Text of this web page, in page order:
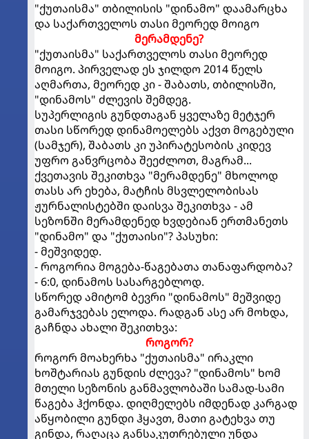
"ქუთაისმა" თბილისის "დინამო" დაამარცხა
და საქართველოს თასი მეორედ მოიგო
მერამდენე?
"ქუთაისმა" საქართველოს თასი მეორედ
მოიგო. პირველად ეს ჯილდო 2014 წელს
აღმართა, მეორედ კი - შაბათს, თბილისში,
"დინამოს" ძლევის შემდეგ.
სუპერლიგის გუნდთაგან ყველაზე მეტჯერ
თასი სწორედ დინამოელებს აქვთ მოგებული
(სამჯერ), შაბათს კი უპირატესობის კიდევ
უფრო განვრცობა შეეძლოთ, მაგრამ...
ქვეთავის შეკითხვა "მერამდენე" მხოლოდ
თასს არ ეხება, მატჩის მსვლელობისას
ჟურნალისტებში დაისვა შეკითხვა - ამ
სეზონში მერამდენედ ხვდებიან ერთმანეთს
"დინამო" და "ქუთაისი"? პასუხი:
- მეშვიდედ.
- როგორია მოგება-წაგებათა თანაფარდობა?
- 6:0, დინამოს სასარგებლოდ.
სწორედ ამიტომ ბევრი "დინამოს" მეშვიდე
გამარჯვებას ელოდა. რადგან ასე არ მოხდა,
გაჩნდა ახალი შეკითხვა:
როგორ?
როგორ მოახერხა "ქუთაისმა" ირაკლი
ხოშტარიას გუნდის ძლევა? "დინამოს" ხომ
მთელი სეზონის განმავლობაში სამად-სამი
წაგება ჰქონდა. დიღმელებს იმდენად კარგად
აწყობილი გუნდი ჰყავთ, მათი გატეხვა თუ
გინდა, რაღაცა განსაკუთრებული უნდა